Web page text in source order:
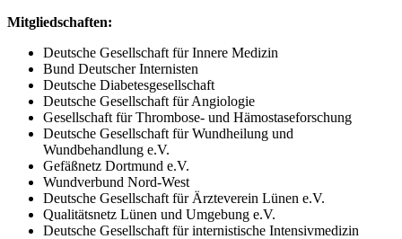
Mitgliedschaften:
Deutsche Gesellschaft für Innere Medizin
Bund Deutscher Internisten
Deutsche Diabetesgesellschaft
Deutsche Gesellschaft für Angiologie
Gesellschaft für Thrombose- und Hämostaseforschung
Deutsche Gesellschaft für Wundheilung und
Wundbehandlung e.V.
Gefäßnetz Dortmund e.V.
Wundverbund Nord-West
Deutsche Gesellschaft für Ärzteverein Lünen e.V.
Qualitätsnetz Lünen und Umgebung e.V.
Deutsche Gesellschaft für internistische Intensivmedizin